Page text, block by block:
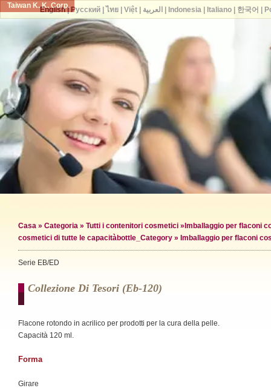
Taiwan K. K. Corp.
Casa » Categoria » Tutti i contenitori cosmetici » Imballaggio per flaconi
cosmetici di tutte le capacitàbottle_Category » Imballaggio per flaconi
Serie EB/ED
Collezione Di Tesori (eb-120)
Flacone rotondo in acrilico per prodotti per la cura della pelle.
Capacità 120 ml.
Forma
Girare
English| Русский| ไทย| Việt| العربية Indonesia| Italiano| 한국어